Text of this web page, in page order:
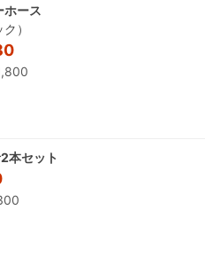
ホース
）
本セット